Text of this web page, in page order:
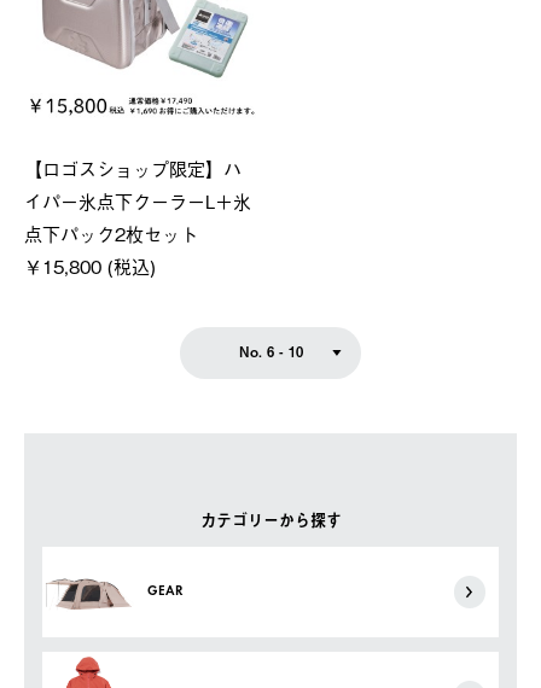
カテゴリーから探す
GEAR
【ロゴスショップ限定】ハ
イパー氷点下クーラーL＋氷
点下パック2枚セット
￥15,800 (税込)
No. 6 - 10